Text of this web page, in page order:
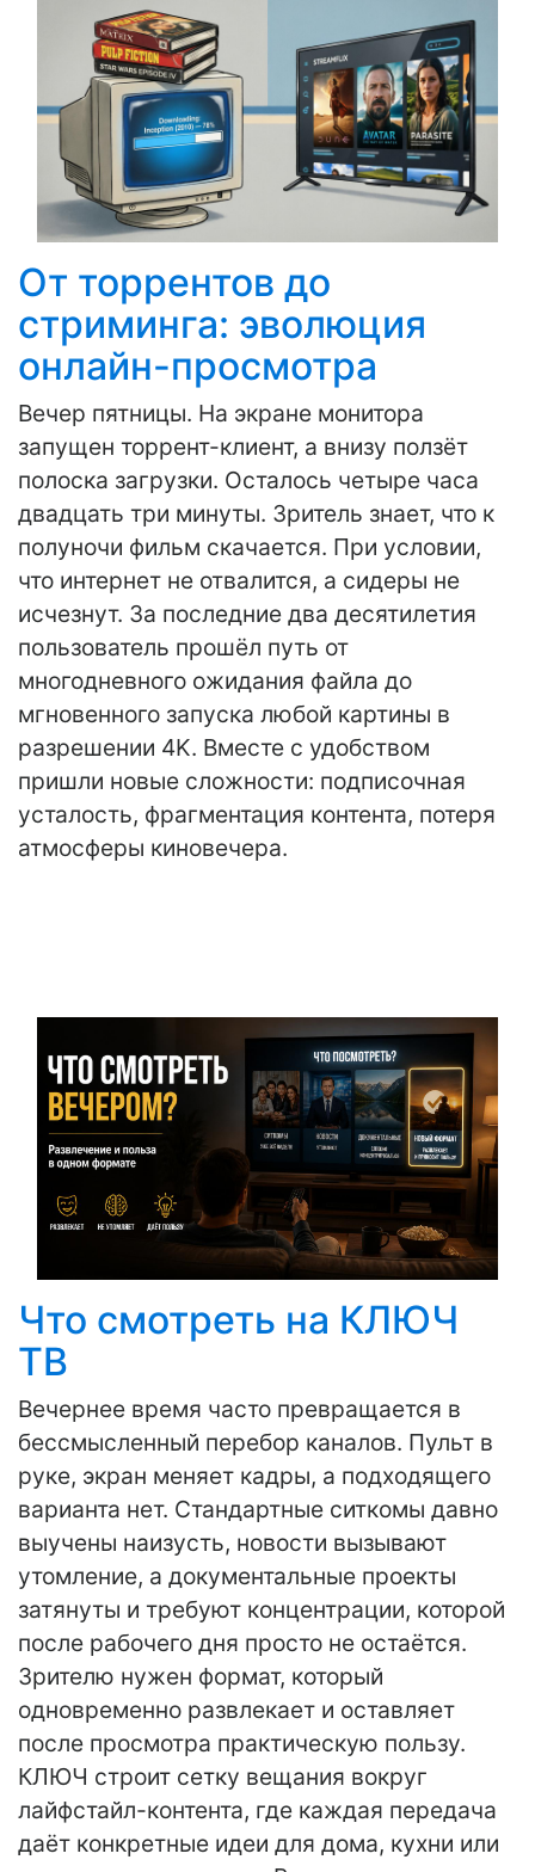
От торрентов до
стриминга: эволюция
онлайн-просмотра
Вечер пятницы. На экране монитора
запущен торрент-клиент, а внизу ползёт
полоска загрузки. Осталось четыре часа
двадцать три минуты. Зритель знает, что к
полуночи фильм скачается. При условии,
что интернет не отвалится, а сидеры не
исчезнут. За последние два десятилетия
пользователь прошёл путь от
многодневного ожидания файла до
мгновенного запуска любой картины в
разрешении 4K. Вместе с удобством
пришли новые сложности: подписочная
усталость, фрагментация контента, потеря
атмосферы киновечера.
Что смотреть на КЛЮЧ
ТВ
Вечернее время часто превращается в
бессмысленный перебор каналов. Пульт в
руке, экран меняет кадры, а подходящего
варианта нет. Стандартные ситкомы давно
выучены наизусть, новости вызывают
утомление, а документальные проекты
затянуты и требуют концентрации, которой
после рабочего дня просто не остаётся.
Зрителю нужен формат, который
одновременно развлекает и оставляет
после просмотра практическую пользу.
КЛЮЧ строит сетку вещания вокруг
лайфстайл-контента, где каждая передача
даёт конкретные идеи для дома, кухни или